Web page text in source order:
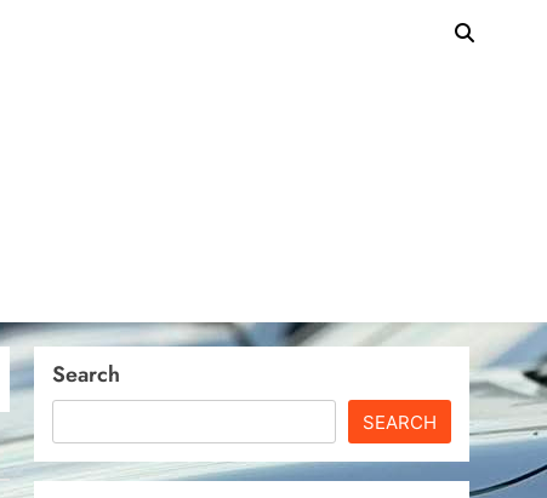
Search
SEARCH